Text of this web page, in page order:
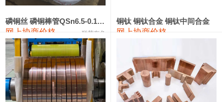
金属硅553#-331# 10,000 0
漆包线 111,610—115,610 113,610
磷铜合金 110,400—117,200 113,800 1,050
无氧铜丝(硬) 109,350—109,650 109,500
磷铜丝 磷铜棒管QSn6.5-0.1 7-0.2 8-0.3
网上协商价格 联荣有色
铜钛 铜钛合金 铜钛中间合金
网上协商价格